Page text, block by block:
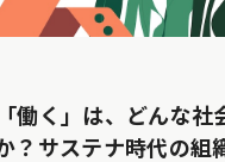
働く」は、どんな社
？サステナ時代の組